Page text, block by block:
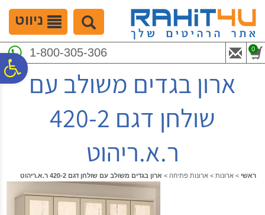
נגישות
המרכזי
ניווט
1-800-305-306 0
ארון בגדים משולב עם
שולחן דגם 420-2
ר.א.ריהוט
ראשי > ארונות > ארונות פתיחה > ארון בגדים משולב עם שולחן דגם 420-2 ר.א.ריהוט